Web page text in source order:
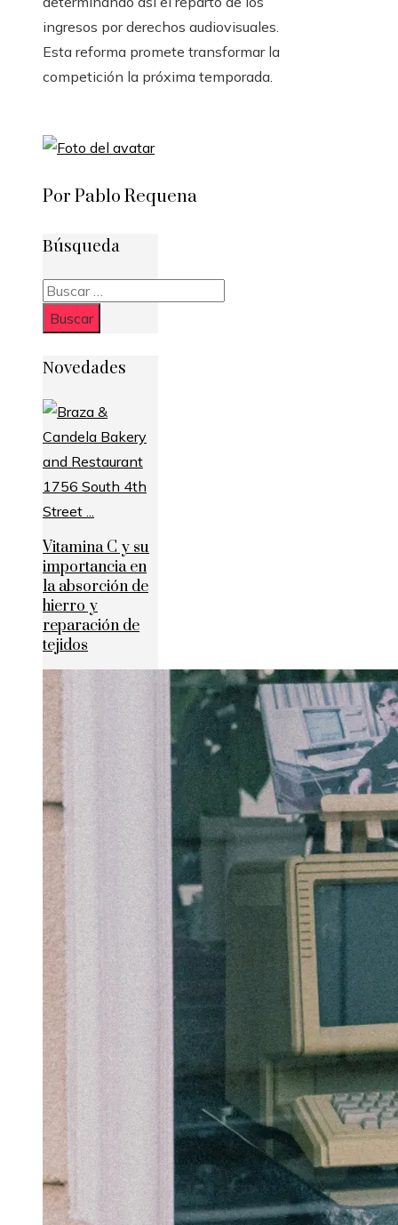
ingresos por derechos audiovisuales.
Esta reforma promete transformar la
competición la próxima temporada.
Por Pablo Requena
Búsqueda
Buscar:
Novedades
Vitamina C y su
importancia en
la absorción de
hierro y
reparación de
tejidos